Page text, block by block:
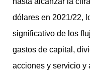
dólares en 2021/22,
significativo de los
gastos de capital,
acciones y servicio y